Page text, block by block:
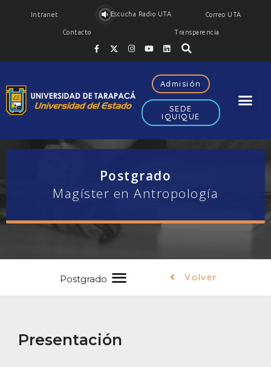
Intranet Escucha Radio UTA Correo UTA
Contacto Transparencia
Admisión
SEDE
IQUIQUE
Postgrado
Magíster en Antropología
Postgrado Volver
Presentación